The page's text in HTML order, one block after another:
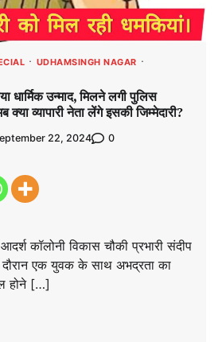
UDHAMSINGH NAGAR
उन्माद, मिलने लगी पुलिस
व्यापारी नेता लेंगे इसकी जिम्मेदारी?
22, 2024 0
कॉलोनी विकास चौकी प्रभारी संदीप
दौरान एक युवक के साथ अभद्रता का
होने […]